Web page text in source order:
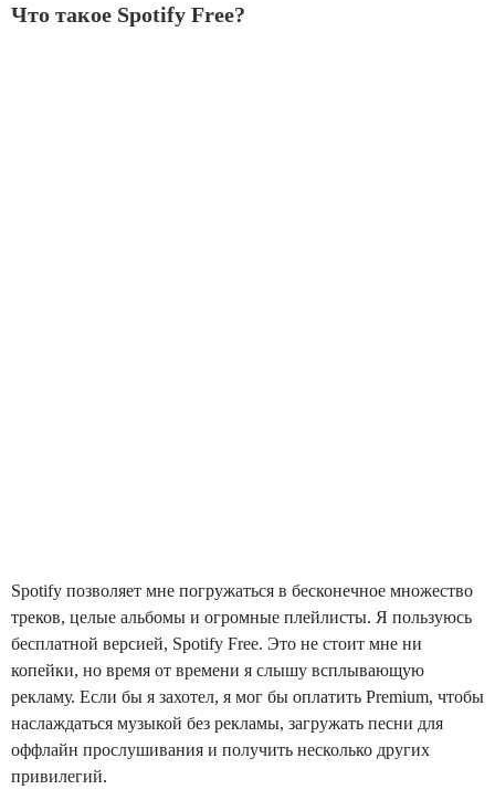
Что такое Spotify Free?
Spotify позволяет мне погружаться в бесконечное множество
треков, целые альбомы и огромные плейлисты. Я пользуюсь
бесплатной версией, Spotify Free. Это не стоит мне ни
копейки, но время от времени я слышу всплывающую
рекламу. Если бы я захотел, я мог бы оплатить Premium, чтобы
наслаждаться музыкой без рекламы, загружать песни для
оффлайн прослушивания и получить несколько других
привилегий.